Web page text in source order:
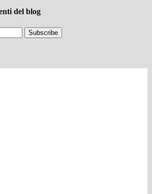
del blog
Subscribe